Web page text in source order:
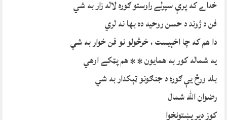
خداے که پرې سپرلے راوستو ګوره لاله زار به شي
فن د ژوند د حسن روحیه ده بها نه لري
دا هم که چا اخېيست ، خرڅولو نو فن خوار به شي
یه شماله کور به همایون * * هم پټکے اوهي
بله ورځ یې ګوره د جنګونو ټېکدار به شي
رضوان الله شمال
کوز دیر پښتونخوا